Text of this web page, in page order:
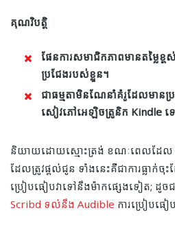
គុណវិបត្តិ
ផែនការសមាជិកភាពមានតម្លៃខ្
ប្រជែងរបស់ខ្លួន។
ជាធម្មតាមិនណែនាំគំរូដែលមានប្
សៀវភៅអេឡិចត្រូនិក Kindle ទ
និយាយដោយស្មោះត្រង់ ខណៈពេលដែល
ដែលត្រូវផ្តល់ជូន ទាំងនេះគឺជាការធ្លាក់
ប្រៀបធៀបវាទៅនឹងម៉ាកផ្សេងទៀត; ដូច
Scribd ទល់នឹង Audible ការប្រៀបធៀ